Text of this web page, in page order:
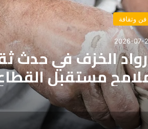
فن وثقافة
2026-07-
عمره أكثر
بالمسجد الحرام